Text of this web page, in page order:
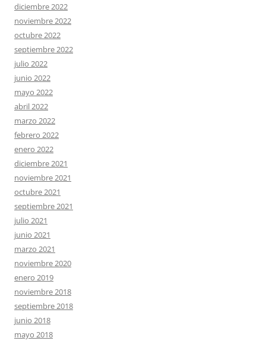
diciembre 2022
noviembre 2022
octubre 2022
septiembre 2022
julio 2022
junio 2022
mayo 2022
abril 2022
marzo 2022
febrero 2022
enero 2022
diciembre 2021
noviembre 2021
octubre 2021
septiembre 2021
julio 2021
junio 2021
marzo 2021
noviembre 2020
enero 2019
noviembre 2018
septiembre 2018
junio 2018
mayo 2018